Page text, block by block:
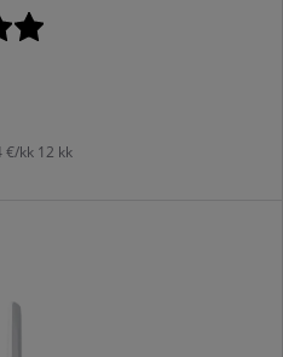
€/kk 12 kk